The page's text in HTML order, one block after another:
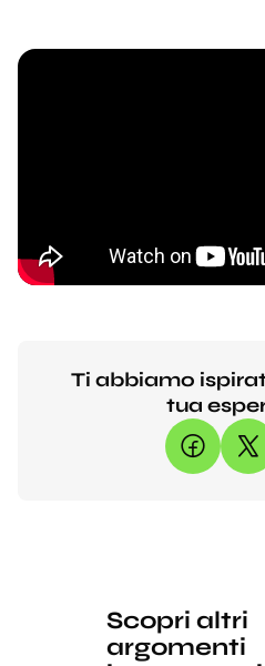
Ti abbiamo
tua
Scopri altri
argomenti